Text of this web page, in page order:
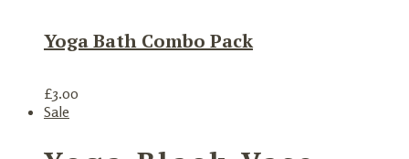
Yoga Bath Combo Pack
£3.00
Sale